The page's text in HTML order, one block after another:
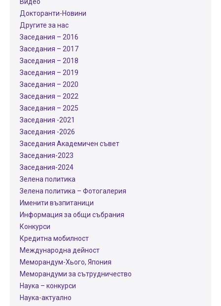
Докторанти-Новини
Другите за нас
Заседания – 2016
Заседания – 2017
Заседания – 2018
Заседания – 2019
Заседания – 2020
Заседания – 2022
Заседания – 2025
Заседания -2021
Заседания -2026
Заседания Академичен съвет
Заседания-2023
Заседания-2024
Зелена политика
Зелена политика – Фотогалерия
Именити възпитаници
Информация за общи събрания
Конкурси
Кредитна мобилност
Международнa дейност
Меморандум-Хього, Япония
Меморандуми за сътрудничество
Наука – конкурси
Наука-актуално